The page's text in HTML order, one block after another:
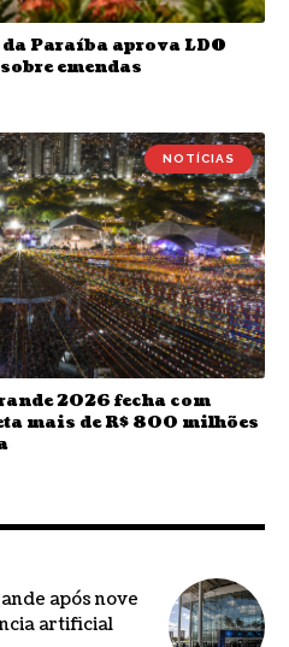
Paraíba aprova LDO
emendas
NOTÍCIAS
2026 fecha com
mais de R$ 800 milhões
após nove
artificial